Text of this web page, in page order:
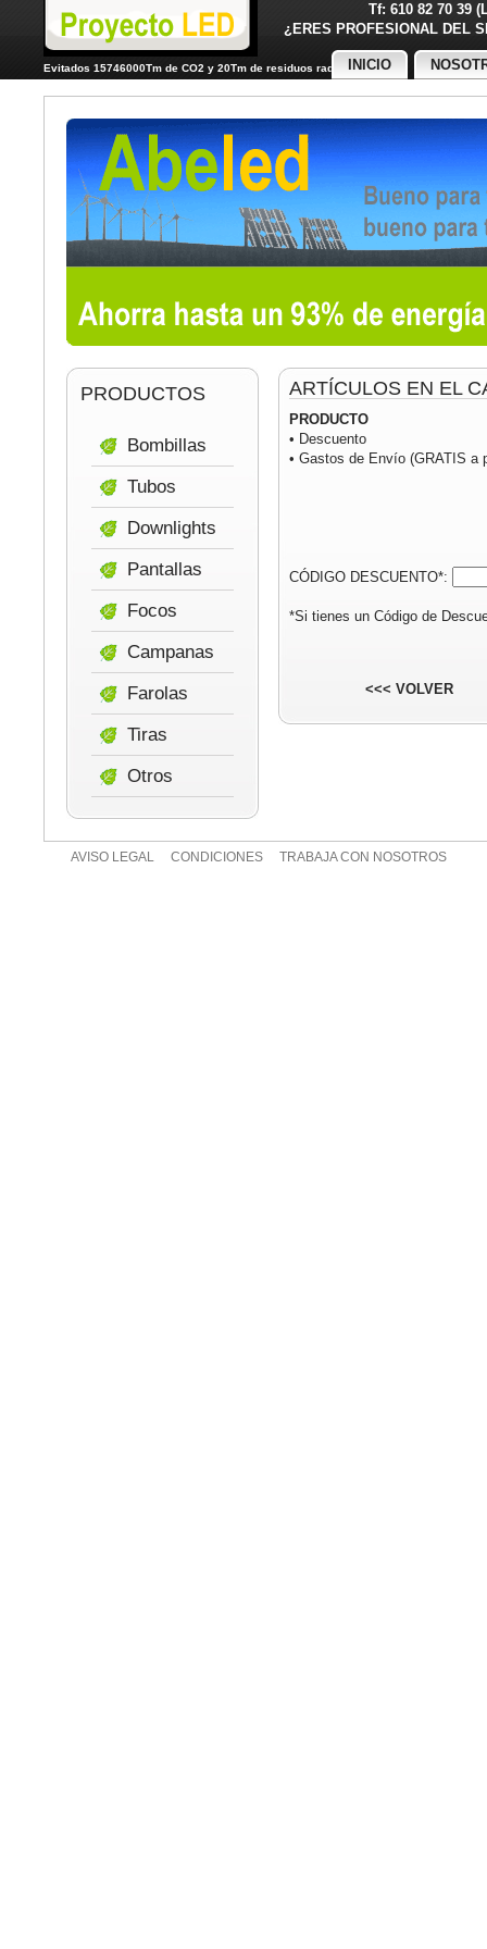
Tf: 610 82 70 39
¿ERES PROFESIONAL
Evitados 15746000Tm de CO2 y 20Tm de residuos radiactivos
INICIO
ARTÍCULOS EN EL
PRODUCTO
• Descuento
• Gastos de Envío (GRATIS a
CÓDIGO DESCUENTO*:
*Si tienes un Código de
<<< VOLVER
PRODUCTOS
Bombillas
Tubos
Downlights
Pantallas
Focos
Campanas
Farolas
Tiras
Otros
AVISO LEGAL CONDICIONES TRABAJA CON NOSOTROS